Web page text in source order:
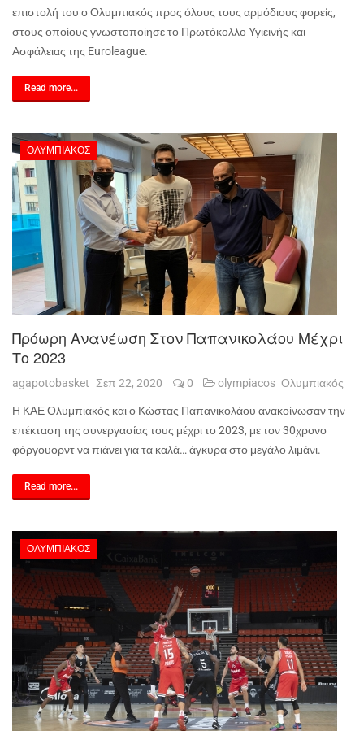
επιστολή του ο Ολυμπιακός προς όλους τους αρμόδιους φορείς,
στους οποίους γνωστοποίησε το Πρωτόκολλο Υγιεινής και
Ασφάλειας της Euroleague.
Read more...
ΟΛΥΜΠΙΑΚΌΣ
Πρόωρη Ανανέωση Στον Παπανικολάου Μέχρι
Το 2023
agapotobasket Σεπ 22, 2020 0 olympiacos Ολυμπιακός
Η ΚΑΕ Ολυμπιακός και ο Κώστας Παπανικολάου ανακοίνωσαν την
επέκταση της συνεργασίας τους μέχρι το 2023, με τον 30χρονο
φόργουορντ να πιάνει για τα καλά… άγκυρα στο μεγάλο λιμάνι.
Read more...
ΟΛΥΜΠΙΑΚΌΣ